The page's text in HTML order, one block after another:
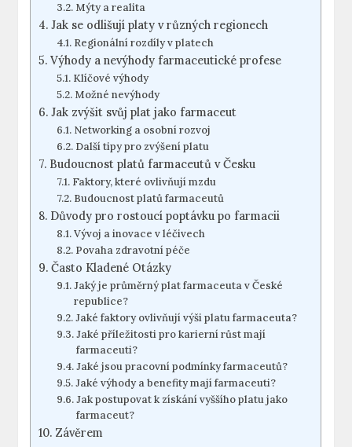
Mýty a realita
Jak se odlišují platy v různých regionech
Regionální rozdíly v platech
Výhody a nevýhody farmaceutické profese
Klíčové výhody
Možné nevýhody
Jak zvýšit svůj plat jako farmaceut
Networking a osobní rozvoj
Další tipy pro zvýšení platu
Budoucnost platů farmaceutů v Česku
Faktory, které ovlivňují mzdu
Budoucnost platů farmaceutů
Důvody pro rostoucí poptávku po farmacii
Vývoj a inovace v léčivech
Povaha zdravotní péče
Často Kladené Otázky
Jaký je průměrný plat farmaceuta v České
republice?
Jaké faktory ovlivňují výši platu farmaceuta?
Jaké příležitosti pro karierní růst mají
farmaceuti?
Jaké jsou pracovní podmínky farmaceutů?
Jaké výhody a benefity mají farmaceuti?
Jak postupovat k získání vyššího platu jako
farmaceut?
Závěrem